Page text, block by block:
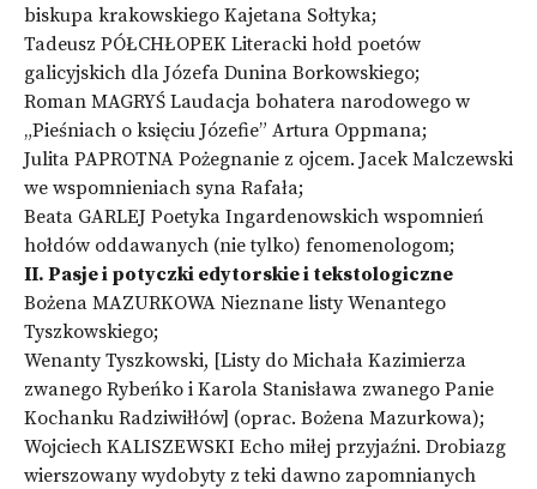
biskupa krakowskiego Kajetana Sołtyka;
Tadeusz PÓŁCHŁOPEK Literacki hołd poetów
galicyjskich dla Józefa Dunina Borkowskiego;
Roman MAGRYŚ Laudacja bohatera narodowego w
„Pieśniach o księciu Józefie” Artura Oppmana;
Julita PAPROTNA Pożegnanie z ojcem. Jacek Malczewski
we wspomnieniach syna Rafała;
Beata GARLEJ Poetyka Ingardenowskich wspomnień
hołdów oddawanych (nie tylko) fenomenologom;
II. Pasje i potyczki edytorskie i tekstologiczne
Bożena MAZURKOWA Nieznane listy Wenantego
Tyszkowskiego;
Wenanty Tyszkowski, [Listy do Michała Kazimierza
zwanego Rybeńko i Karola Stanisława zwanego Panie
Kochanku Radziwiłłów] (oprac. Bożena Mazurkowa);
Wojciech KALISZEWSKI Echo miłej przyjaźni. Drobiazg
wierszowany wydobyty z teki dawno zapomnianych